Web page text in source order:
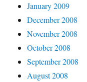
January 2009
December 2008
November 2008
October 2008
September 2008
August 2008